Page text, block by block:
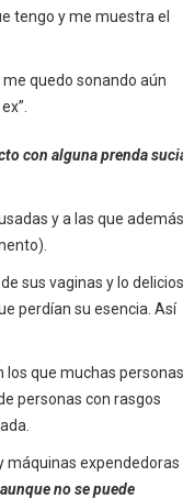
tengo y me muestra el
quedo sonando aún
con alguna prenda
y a las que además
sus vaginas y lo
perdían su esencia. Así
los que muchas personas
personas con rasgos
máquinas expendedoras
no se puede